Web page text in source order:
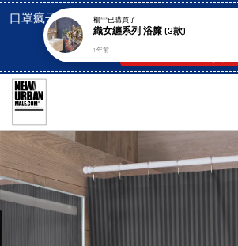
口罩瘋子官網, 放心訂購! 香港澳門信用卡
市貨到付款也是!
楊***已購買了
織女纏系列 浴簾 (3款)
1 年前